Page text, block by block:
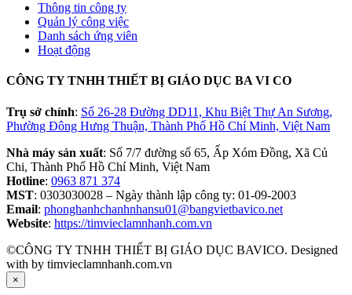
Thông tin công ty
Quản lý công việc
Danh sách ứng viên
Hoạt động
CÔNG TY TNHH THIẾT BỊ GIÁO DỤC BA VI CO
Trụ sở chính: Số 26-28 Đường DD11, Khu Biệt Thự An Sương,
Phường Đông Hưng Thuận, Thành Phố Hồ Chí Minh, Việt Nam
Nhà máy sản xuất: Số 7/7 đường số 65, Ấp Xóm Đồng, Xã Củ
Chi, Thành Phố Hồ Chí Minh, Việt Nam
Hotline: 0963 871 374
MST: 0303030028 – Ngày thành lập công ty: 01-09-2003
Email: phonghanhchanhnhansu01@bangvietbavico.net
Website: https://timvieclamnhanh.com.vn
©CÔNG TY TNHH THIẾT BỊ GIÁO DỤC BAVICO. Designed
with by timvieclamnhanh.com.vn
×